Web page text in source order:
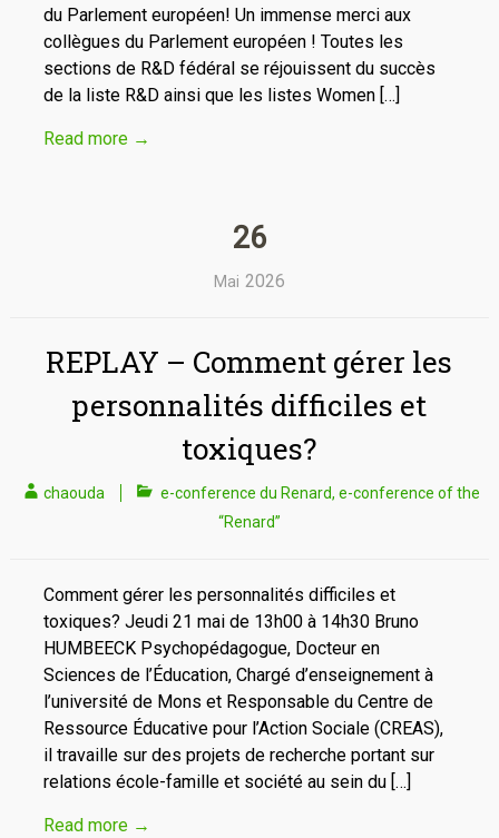
du Parlement européen! Un immense merci aux
collègues du Parlement européen ! Toutes les
sections de R&D fédéral se réjouissent du succès
de la liste R&D ainsi que les listes Women […]
Read more →
26
Mai 2026
REPLAY – Comment gérer les
personnalités difficiles et
toxiques?
chaouda e-conference du Renard, e-conference of the
“Renard”
Comment gérer les personnalités difficiles et
toxiques? Jeudi 21 mai de 13h00 à 14h30 Bruno
HUMBEECK Psychopédagogue, Docteur en
Sciences de l’Éducation, Chargé d’enseignement à
l’université de Mons et Responsable du Centre de
Ressource Éducative pour l’Action Sociale (CREAS),
il travaille sur des projets de recherche portant sur
relations école-famille et société au sein du […]
Read more →